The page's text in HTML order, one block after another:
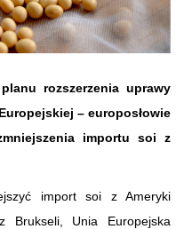
rozszerzenia uprawy
– europosłowie
importu soi z
import soi z Ameryki
Brukseli, Unia Europejska